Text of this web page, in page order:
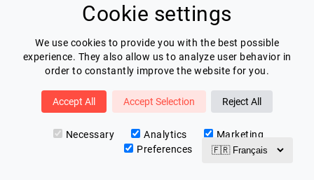
Cookie settings
We use cookies to provide you with the best possible
experience. They also allow us to analyze user behavior in
order to constantly improve the website for you.
Accept All Accept Selection Reject All
Necessary Analytics
Marketing
Preferences
Newsletter
Lespeakers
Je m'inscris